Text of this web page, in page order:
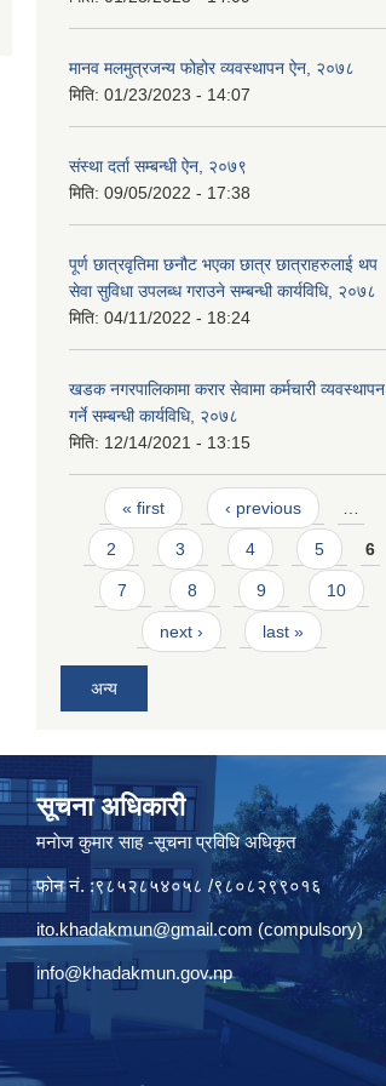
मानव मलमुत्रजन्य फोहोर व्यवस्थापन ऐन, २०७८
मिति: 01/23/2023 - 14:07
संस्था दर्ता सम्बन्धी ऐन, २०७९
मिति: 09/05/2022 - 17:38
पूर्ण छात्रवृतिमा छनौट भएका छात्र छात्राहरुलाई थप
सेवा सुविधा उपलब्ध गराउने सम्बन्धी कार्यविधि, २०७८
मिति: 04/11/2022 - 18:24
खडक नगरपालिकामा करार सेवामा कर्मचारी व्यवस्थापन
गर्ने सम्बन्धी कार्यविधि, २०७८
मिति: 12/14/2021 - 13:15
Pages
« first ‹ previous …
2 3 4 5 6
7 8 9 10
next › last »
अन्य
सूचना अधिकारी
मनाेज कुमार साह -सूचना प्रविधि अधिकृत
फोन नं. :९८५२८५४०५८ /९८०८२९९०१६
ito.khadakmun@gmail.com (compulsory)
info@khadakmun.gov.np